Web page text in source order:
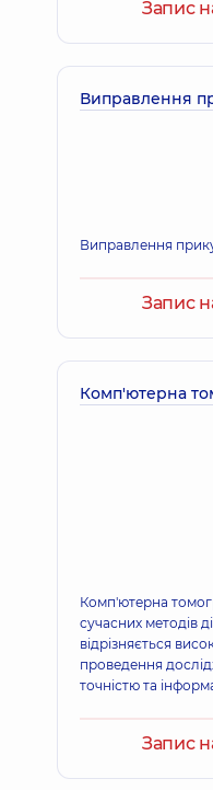
Запис
Виправлення
Виправлення
Запис
Комп'ютерна
Комп'ютерна
сучасних методів
відрізняється
проведення
точністю та
Запис